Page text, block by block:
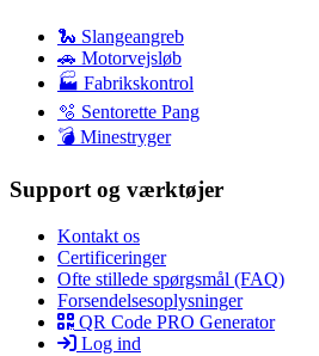
🐍 Slangeangreb
🚗 Motorvejsløb
🏭 Fabrikskontrol
🫧 Sentorette Pang
💣 Minestryger
Support og værktøjer
Kontakt os
Certificeringer
Ofte stillede spørgsmål (FAQ)
Forsendelsesoplysninger
QR Code PRO Generator
Log ind